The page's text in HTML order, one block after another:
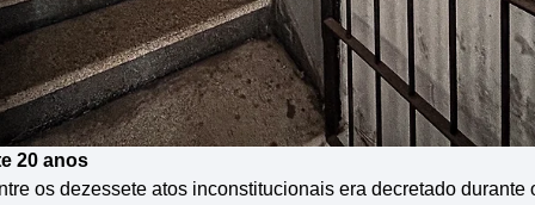
20 anos
os dezessete atos inconstitucionais era decretado durante